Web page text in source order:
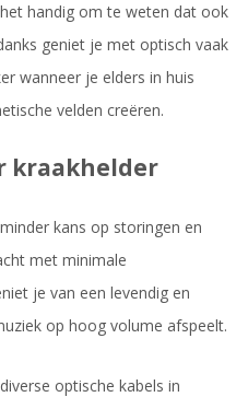
handig om te weten dat ook
geniet je met optisch vaak
wanneer je elders in huis
velden creëren.
kraakhelder
kans op storingen en
met minimale
je van een levendig en
op hoog volume afspeelt.
optische kabels in